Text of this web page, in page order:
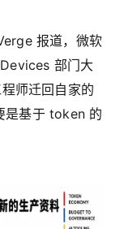
报道，微软
部门大
师迁回自家的
是基于 token 的